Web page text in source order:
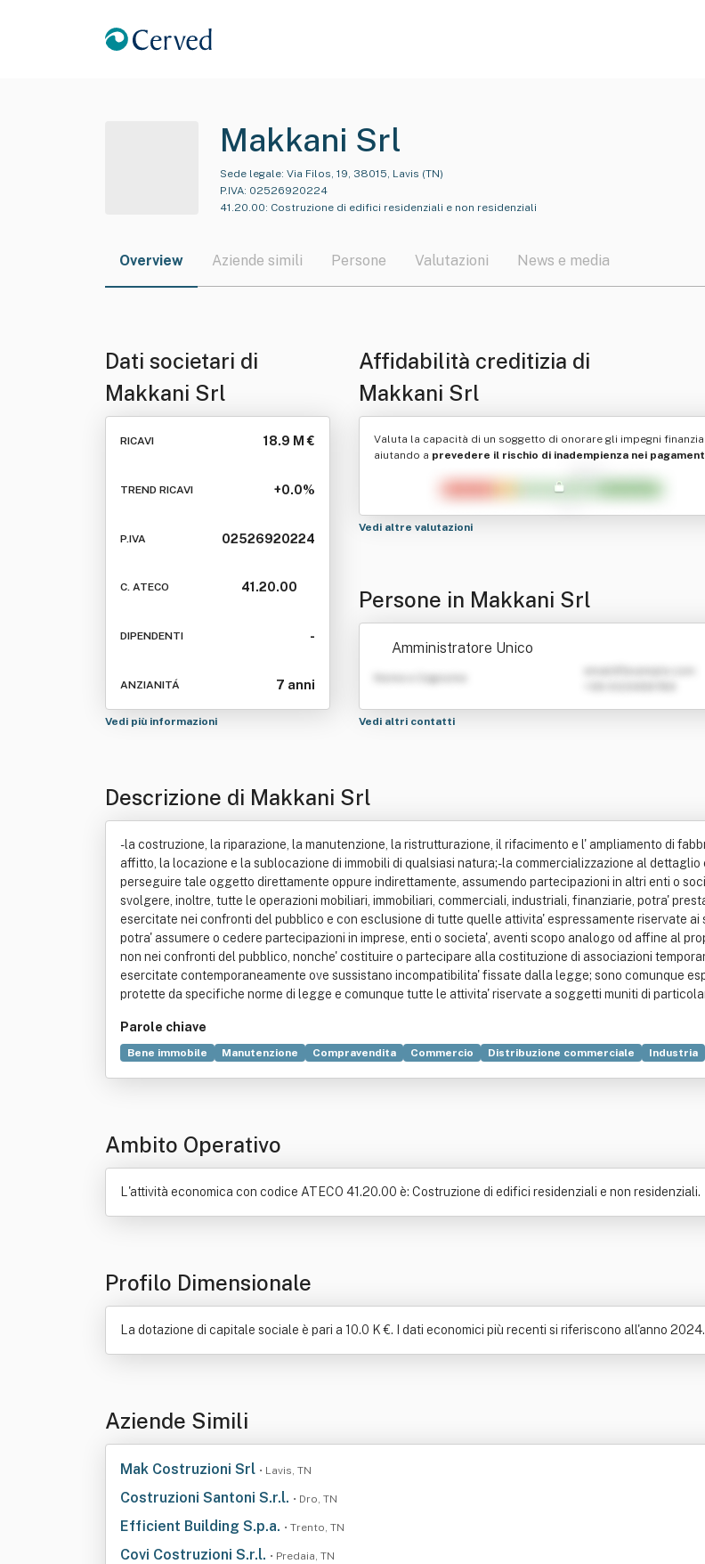
Makkani Srl
Sede legale: Via Filos, 19, 38015, Lavis (TN)
P.IVA: 02526920224
41.20.00: Costruzione di edifici residenziali e non residenziali
Overview Aziende simili Persone Valutazioni News e media
Dati societari di
Makkani Srl
RICAVI 18.9 M €
TREND RICAVI +0.0%
P.IVA 02526920224
C. ATECO 41.20.00
DIPENDENTI -
ANZIANITÁ 7 anni
Vedi più informazioni
Affidabilità creditizia di
Makkani Srl
Valuta la capacità di un soggetto di onorare gli impegni
aiutando a prevedere il rischio di inadempienza nei
Vedi altre valutazioni
Persone in Makkani Srl
Amministratore Unico
Nome e Cognome
Vedi altri contatti
Descrizione di Makkani Srl
- la costruzione, la riparazione, la manutenzione, la ristrutturazione, il rifacimento e l' ampliamento di
affitto, la locazione e la sublocazione di immobili di qualsiasi natura;- la commercializzazione al
perseguire tale oggetto direttamente oppure indirettamente, assumendo partecipazioni in altri enti o
svolgere, inoltre, tutte le operazioni mobiliari, immobiliari, commerciali, industriali, finanziarie, potra'
esercitate nei confronti del pubblico e con esclusione di tutte quelle attivita' espressamente riservate ai
potra' assumere o cedere partecipazioni in imprese, enti o societa', aventi scopo analogo od affine al
non nei confronti del pubblico, nonche' costituire o partecipare alla costituzione di associazioni
esercitate contemporaneamente ove sussistano incompatibilita' fissate dalla legge; sono comunque
protette da specifiche norme di legge e comunque tutte le attivita' riservate a soggetti muniti di
Parole chiave
Bene immobile Manutenzione Compravendita Commercio Distribuzione commerciale Industria
Ambito Operativo
L'attività economica con codice ATECO 41.20.00 è: Costruzione di edifici residenziali e non residenziali.
Profilo Dimensionale
La dotazione di capitale sociale è pari a 10.0 K €. I dati economici più recenti si riferiscono all'anno 2024.
Aziende Simili
Mak Costruzioni Srl • Lavis, TN
Costruzioni Santoni S.r.l. • Dro, TN
Efficient Building S.p.a. • Trento, TN
Covi Costruzioni S.r.l. • Predaia, TN